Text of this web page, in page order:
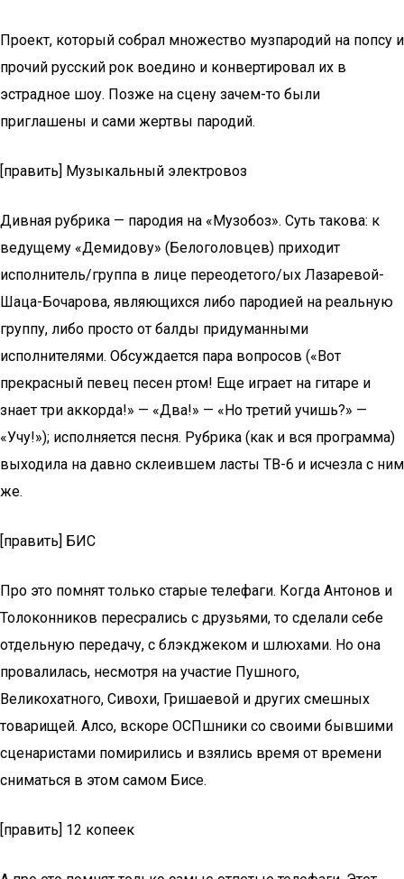
Проект, который собрал множество музпародий на попсу и
прочий русский рок воедино и конвертировал их в
эстрадное шоу. Позже на сцену зачем-то были
приглашены и сами жертвы пародий.
[править] Музыкальный электровоз
Дивная рубрика — пародия на «Музобоз». Суть такова: к
ведущему «Демидову» (Белоголовцев) приходит
исполнитель/группа в лице переодетого/ых Лазаревой-
Шаца-Бочарова, являющихся либо пародией на реальную
группу, либо просто от балды придуманными
исполнителями. Обсуждается пара вопросов («Вот
прекрасный певец песен ртом! Еще играет на гитаре и
знает три аккорда!» — «Два!» — «Но третий учишь?» —
«Учу!»); исполняется песня. Рубрика (как и вся программа)
выходила на давно склеившем ласты ТВ-6 и исчезла с ним
же.
[править] БИС
Про это помнят только старые телефаги. Когда Антонов и
Толоконников пересрались с друзьями, то сделали себе
отдельную передачу, с блэкджеком и шлюхами. Но она
провалилась, несмотря на участие Пушного,
Великохатного, Сивохи, Гришаевой и других смешных
товарищей. Алсо, вскоре ОСПшники со своими бывшими
сценаристами помирились и взялись время от времени
сниматься в этом самом Бисе.
[править] 12 копеек